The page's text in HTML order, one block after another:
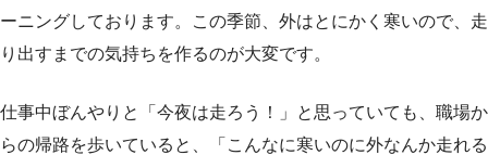
ーニングしております。この季節、外はとにかく寒いので、走
り出すまでの気持ちを作るのが大変です。
仕事中ぼんやりと「今夜は走ろう！」と思っていても、職場か
らの帰路を歩いていると、「こんなに寒いのに外なんか走れる